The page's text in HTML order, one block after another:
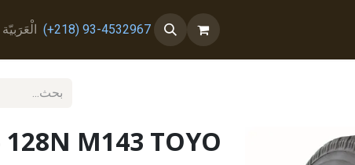
93-4532967 (218+) الْعَرَبيّة
M143 TOYO